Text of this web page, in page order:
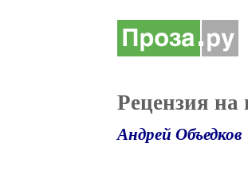
Рецензия
Андрей Объедков